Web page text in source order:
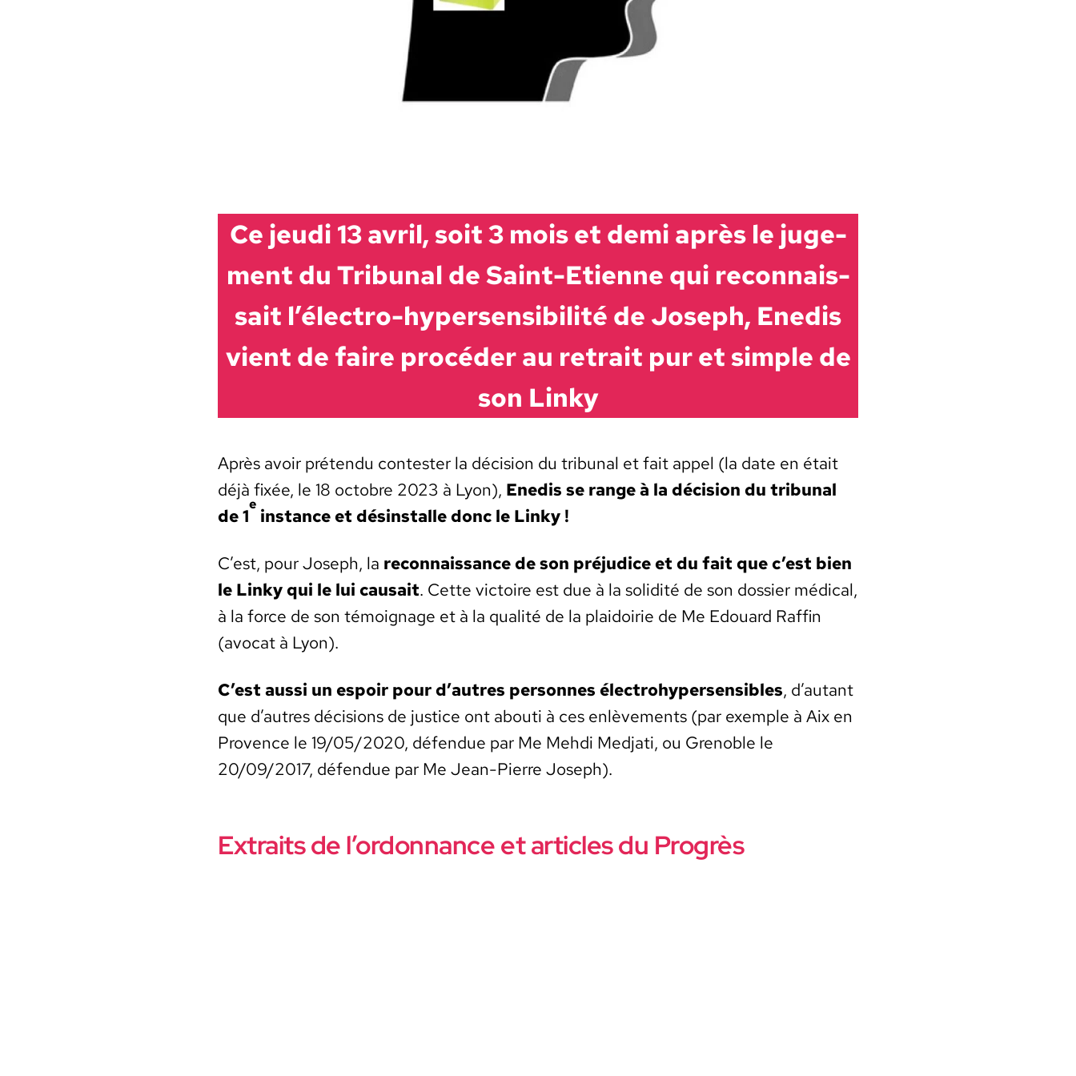
Ce jeu­di 13 avril, soit 3 mois et demi après le juge­
ment du Tri­bunal de Saint-Eti­enne qui recon­nais­
sait l’élec­tro-hyper­sen­si­bil­ité de Joseph, Enedis
vient de faire procéder au retrait pur et sim­ple de
son Linky
Après avoir pré­ten­du con­tester la déci­sion du tri­bunal et fait appel (la date en était
déjà fixée, le 18 octo­bre 2023 à Lyon), Enedis se range à la déci­sion du tri­bunal
de 1
e
instance et désin­stalle donc le Linky !
C’est, pour Joseph, la recon­nais­sance de son préju­dice et du fait que c’est bien
le Linky qui le lui cau­sait. Cette vic­toire est due à la solid­ité de son dossier médi­cal,
à la force de son témoignage et à la qual­ité de la plaidoirie de Me Edouard Raf­fin
(avo­cat à Lyon).
C’est aus­si un espoir pour d’autres per­son­nes élec­tro­hy­per­sen­si­bles, d’au­tant
que d’autres déci­sions de jus­tice ont abouti à ces enlève­ments (par exem­ple à Aix en
Provence le 19/05/2020, défendue par Me Meh­di Med­jati, ou Greno­ble le
20/09/2017, défendue par Me Jean-Pierre Joseph).
Extraits de l’ordonnance et articles du Progrès